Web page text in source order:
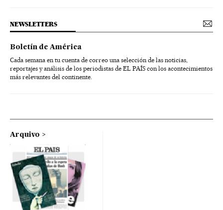
NEWSLETTERS
Boletín de América
Cada semana en tu cuenta de correo una selección de las noticias,
reportajes y análisis de los periodistas de EL PAÍS con los acontecimientos
más relevantes del continente.
Arquivo